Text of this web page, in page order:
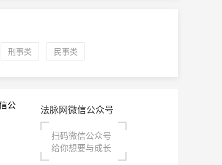
刑事类 民事类
法脉网微信公众号
扫码微信公众号
给你想要与成长